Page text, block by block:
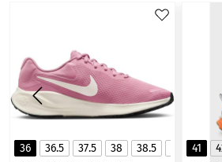
36 36.5 37.5 38 38.5 40
41